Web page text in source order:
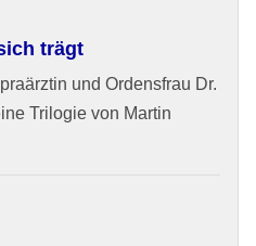
trägt
und Ordensfrau Dr.
Trilogie von Martin